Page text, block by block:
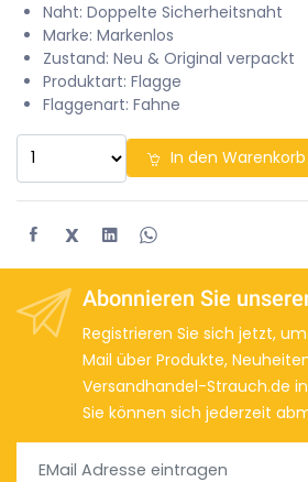
Naht: Doppelte Sicherheitsnaht
Marke: Markenlos
Zustand: Neu & Original verpackt
Produktart: Flagge
Flaggenart: Fahne
In den Warenkorb
X
Abonnieren Sie
Registrieren Sie sich jetzt,
Mail über Produkte,
Versandhandel-Strauch.de
Sie können sich jederzeit